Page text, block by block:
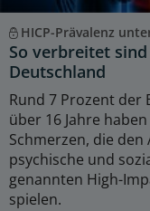
HICP-Prävalenz
So verbreitet
Deutschland
Rund 7 Prozent
über 16 Jahre
Schmerzen, die
psychische und
genannten High-
spielen.